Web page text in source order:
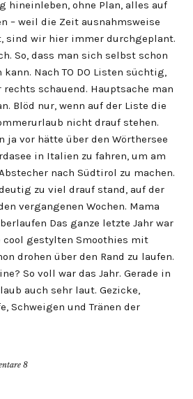
hineinleben, ohne Plan, alles auf
– weil die Zeit ausnahmsweise
sind wir hier immer durchgeplant.
So, dass man sich selbst schon
Nach TO DO Listen süchtig,
schauend. Hauptsache man
Blöd nur, wenn auf der Liste die
nicht drauf stehen.
ja vor hätte über den Wörthersee
in Italien zu fahren, um am
nach Südtirol zu machen.
zu viel drauf stand, auf der
vergangenen Wochen. Mama
Das ganze letzte Jahr war
cool gestylten Smoothies mit
drohen über den Rand zu laufen.
So voll war das Jahr. Gerade in
auch sehr laut. Gezicke,
Schweigen und Tränen der
8